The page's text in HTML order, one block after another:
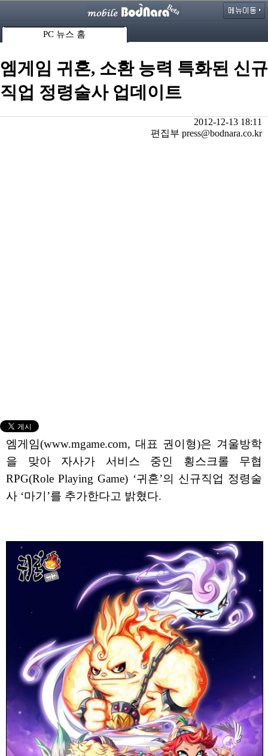
PC 뉴스 홈
엠게임 귀혼, 소환 능력 특화된 신규
직업 정령술사 업데이트
2012-12-13 18:11
편집부 press@bodnara.co.kr
엠게임(www.mgame.com, 대표 권이형)은 겨울방학
을 맞아 자사가 서비스 중인 횡스크롤 무협
RPG(Role Playing Game) ‘귀혼’의 신규직업 정령술
사 ‘마기’를 추가한다고 밝혔다.